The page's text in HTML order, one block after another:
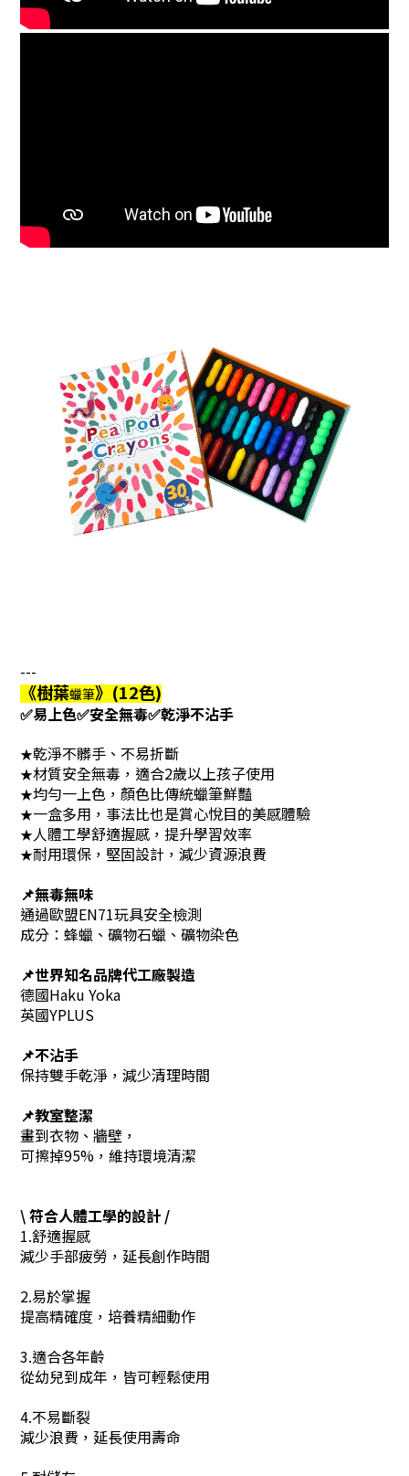
---
《樹葉蠟筆》(12色)
✅易上色✅安全無毒✅乾淨不沾手
★乾淨不髒手、不易折斷
★材質安全無毒，適合2歲以上孩子使用
★均勻一上色，顏色比傳統蠟筆鮮豔
★一盒多用，事法比也是賞心悅目的美感體驗
★人體工學舒適握感，提升學習效率
★耐用環保，堅固設計，減少資源浪費
📌無毒無味
通過歐盟EN71玩具安全檢測
成分：蜂蠟、礦物石蠟、礦物染色
📌世界知名品牌代工廠製造
德國Haku Yoka
英國YPLUS
📌不沾手
保持雙手乾淨，減少清理時間
📌教室整潔
畫到衣物、牆壁，
可擦掉95%，維持環境清潔
\ 符合人體工學的設計 /
1.舒適握感
減少手部疲勞，延長創作時間
2.易於掌握
提高精確度，培養精細動作
3.適合各年齡
從幼兒到成年，皆可輕鬆使用
4.不易斷裂
減少浪費，延長使用壽命